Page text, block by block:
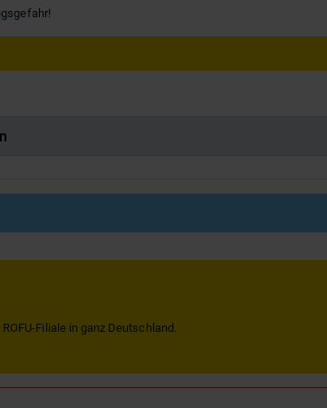
Filiale in ganz Deutschland.